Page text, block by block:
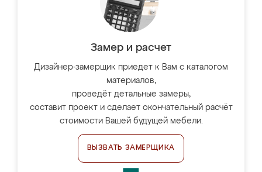
Замер и расчет
Дизайнер-замерщик приедет к Вам с каталогом
материалов,
проведёт детальные замеры,
составит проект и сделает окончательный расчёт
стоимости Вашей будущей мебели.
ВЫЗВАТЬ ЗАМЕРЩИКА